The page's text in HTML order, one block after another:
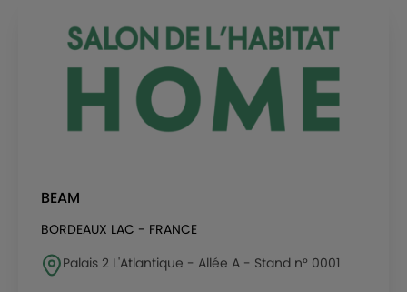
BEAM
BORDEAUX LAC - FRANCE
Palais 2 L'Atlantique - Allée A - Stand n° 0001